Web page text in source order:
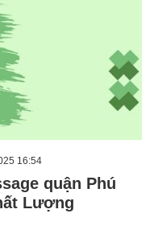
16:54
quận Phú
Lượng